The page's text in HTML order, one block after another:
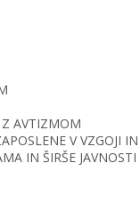
AVTIZMOM
V VZGOJI
IN ŠIRŠE JAVNOSTI